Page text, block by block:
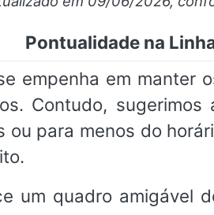
Pontualidade na
empenha em manter
Contudo,
ou para menos do
um quadro amigável